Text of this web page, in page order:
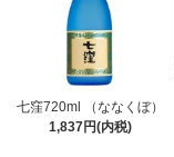
七窪720ml （ななくぼ）
1,837円(内税)